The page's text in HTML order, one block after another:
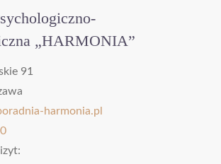
„HARMONIA”
91
harmonia.pl